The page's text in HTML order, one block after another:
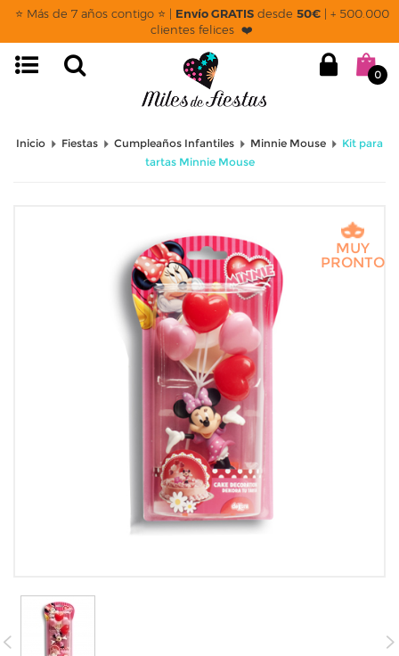
⭐ Más de 7 años contigo ⭐ | Envío GRATISdesde 50€| + 500.000
clientes felices ❤️
0
Inicio Fiestas Cumpleaños Infantiles Minnie Mouse
Kit para
tartas Minnie Mouse
MUY
PRONTO